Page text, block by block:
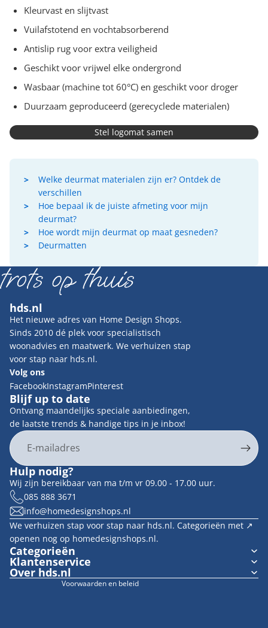
Kleurvast en slijtvast
Vuilafstotend en vochtabsorberend
Antislip rug voor extra veiligheid
Geschikt voor vrijwel elke ondergrond
Wasbaar (machine tot 60°C) en geschikt voor droger
Duurzaam geproduceerd (gerecyclede materialen)
Stel logomat samen
Welke deurmat materialen zijn er? Ontdek de
verschillen
Hoe bepaal ik de juiste afmeting voor mijn
deurmat?
Hoe wordt mijn deurmat op maat gesneden?
Deurmatten
hds.nl
Het nieuwe adres van Home Design Shops.
Sinds 2010 dé plek voor specialistisch
woonadvies en maatwerk. We verhuizen stap
voor stap naar hds.nl.
Volg ons
FacebookInstagramPinterest
Blijf up to date
Ontvang maandelijks speciale aanbiedingen,
de laatste trends & handige tips in je inbox!
E-mail
Hulp nodig?
Wij zijn bereikbaar van ma t/m vr 09.00 - 17.00 uur.
085 888 3671
info@homedesignshops.nl
We verhuizen stap voor stap naar hds.nl. Categorieën met ↗︎
openen nog op homedesignshops.nl.
Categorieën
Klantenservice
Over hds.nl
Voorwaarden en beleid
Contactgegevens
Terugbetalingsbeleid
Algemene voorwaarden
Verzendbeleid
Wettelijke kennisgeving
Cookievoorkeuren